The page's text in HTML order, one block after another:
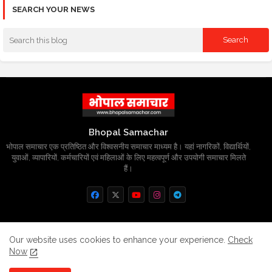
SEARCH YOUR NEWS
Bhopal Samachar
भोपाल समाचार एक प्रतिष्ठित और विश्वसनीय समाचार माध्यम है। यहां नागरिकों, विद्यार्थियों,
युवाओं, व्यापारियों, कर्मचारियों एवं महिलाओं के लिए महत्वपूर्ण और उपयोगी समाचार मिलते
हैं।
Home About Contact us
Privacy Policy
Our website uses cookies to enhance your experience. Check
Now